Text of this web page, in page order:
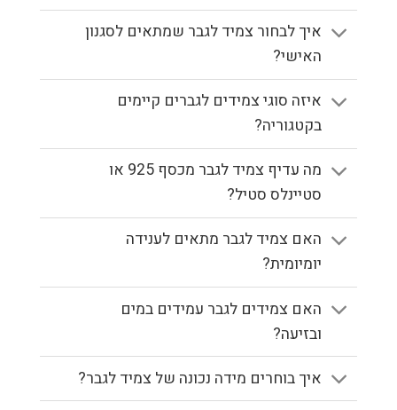
איך לבחור צמיד לגבר שמתאים לסגנון
האישי?
איזה סוגי צמידים לגברים קיימים
בקטגוריה?
מה עדיף צמיד לגבר מכסף 925 או
סטיינלס סטיל?
האם צמיד לגבר מתאים לענידה
יומיומית?
האם צמידים לגבר עמידים במים
ובזיעה?
איך בוחרים מידה נכונה של צמיד לגבר?